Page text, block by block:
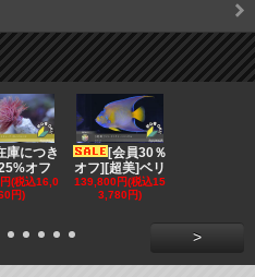
庫につき
オフ
(税込16,0
円)
[会員30％
オフ][超美]ベリ
139,800円(税込15
3,780円)
>